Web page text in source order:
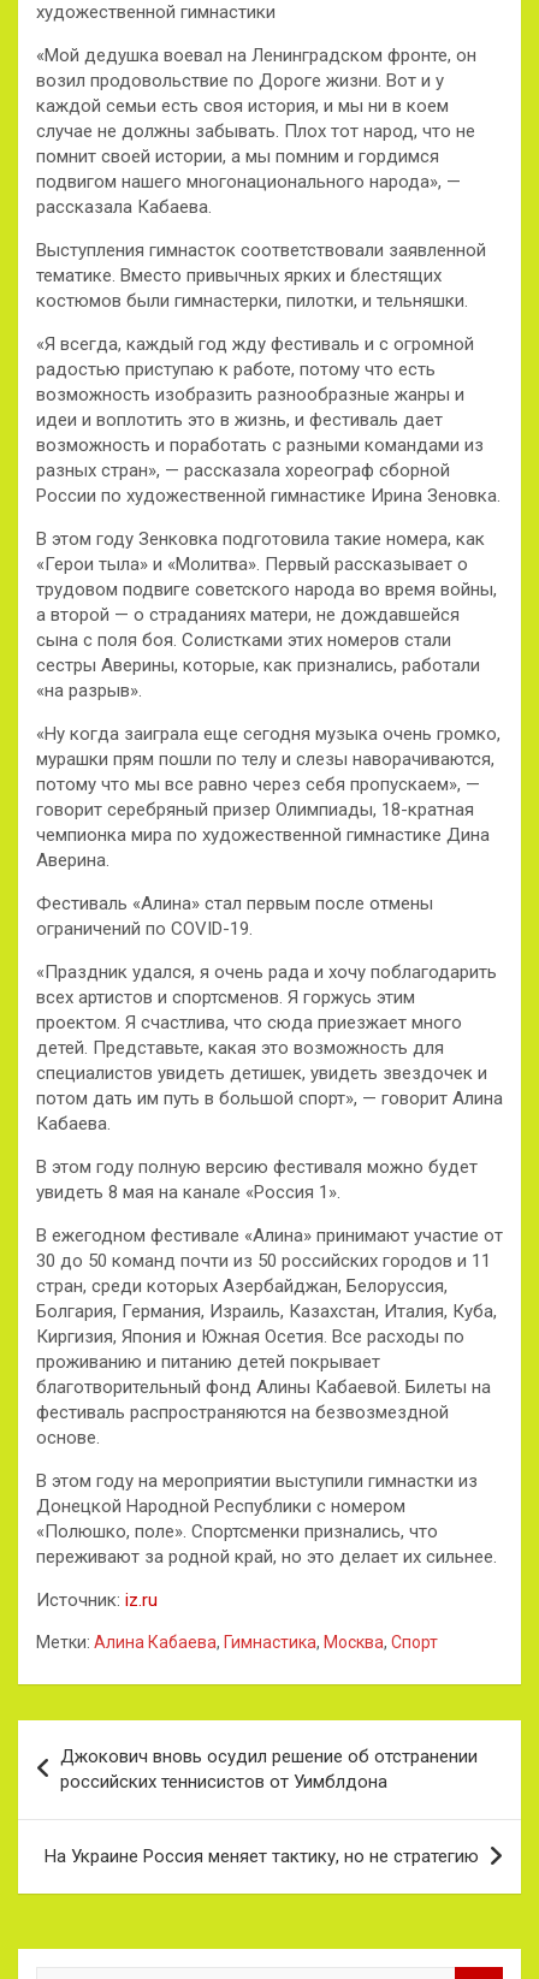
художественной гимнастики
«Мой дедушка воевал на Ленинградском фронте, он
возил продовольствие по Дороге жизни. Вот и у
каждой семьи есть своя история, и мы ни в коем
случае не должны забывать. Плох тот народ, что не
помнит своей истории, а мы помним и гордимся
подвигом нашего многонационального народа», —
рассказала Кабаева.
Выступления гимнасток соответствовали заявленной
тематике. Вместо привычных ярких и блестящих
костюмов были гимнастерки, пилотки, и тельняшки.
«Я всегда, каждый год жду фестиваль и с огромной
радостью приступаю к работе, потому что есть
возможность изобразить разнообразные жанры и
идеи и воплотить это в жизнь, и фестиваль дает
возможность и поработать с разными командами из
разных стран», — рассказала хореограф сборной
России по художественной гимнастике Ирина Зеновка.
В этом году Зенковка подготовила такие номера, как
«Герои тыла» и «Молитва». Первый рассказывает о
трудовом подвиге советского народа во время войны,
а второй — о страданиях матери, не дождавшейся
сына с поля боя. Солистками этих номеров стали
сестры Аверины, которые, как признались, работали
«на разрыв».
«Ну когда заиграла еще сегодня музыка очень громко,
мурашки прям пошли по телу и слезы наворачиваются,
потому что мы все равно через себя пропускаем», —
говорит серебряный призер Олимпиады, 18-кратная
чемпионка мира по художественной гимнастике Дина
Аверина.
Фестиваль «Алина» стал первым после отмены
ограничений по COVID-19.
«Праздник удался, я очень рада и хочу поблагодарить
всех артистов и спортсменов. Я горжусь этим
проектом. Я счастлива, что сюда приезжает много
детей. Представьте, какая это возможность для
специалистов увидеть детишек, увидеть звездочек и
потом дать им путь в большой спорт», — говорит Алина
Кабаева.
В этом году полную версию фестиваля можно будет
увидеть 8 мая на канале «Россия 1».
В ежегодном фестивале «Алина» принимают участие от
30 до 50 команд почти из 50 российских городов и 11
стран, среди которых Азербайджан, Белоруссия,
Болгария, Германия, Израиль, Казахстан, Италия, Куба,
Киргизия, Япония и Южная Осетия. Все расходы по
проживанию и питанию детей покрывает
благотворительный фонд Алины Кабаевой. Билеты на
фестиваль распространяются на безвозмездной
основе.
В этом году на мероприятии выступили гимнастки из
Донецкой Народной Республики с номером
«Полюшко, поле». Спортсменки признались, что
переживают за родной край, но это делает их сильнее.
Источник: iz.ru
Метки: Алина Кабаева, Гимнастика, Москва, Спорт
по
записям
Джокович вновь осудил решение об отстранении
российских теннисистов от Уимблдона
На Украине Россия меняет тактику, но не стратегию